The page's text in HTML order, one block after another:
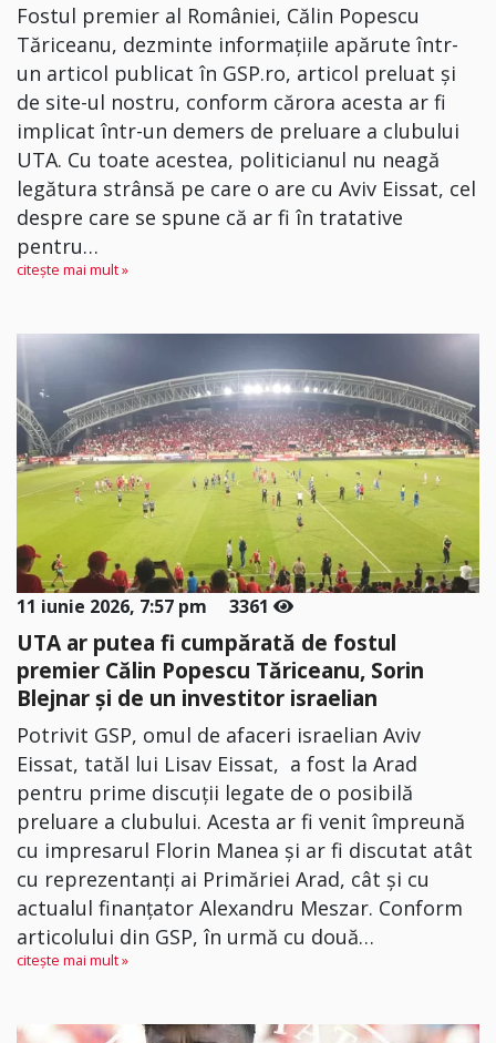
Fostul premier al României, Călin Popescu
Tăriceanu, dezminte informațiile apărute într-
un articol publicat în GSP.ro, articol preluat și
de site-ul nostru, conform cărora acesta ar fi
implicat într-un demers de preluare a clubului
UTA. Cu toate acestea, politicianul nu neagă
legătura strânsă pe care o are cu Aviv Eissat, cel
despre care se spune că ar fi în tratative
pentru…
citește mai mult »
11 iunie 2026, 7:57 pm 3361
UTA ar putea fi cumpărată de fostul
premier Călin Popescu Tăriceanu, Sorin
Blejnar și de un investitor israelian
Potrivit GSP, omul de afaceri israelian Aviv
Eissat, tatăl lui Lisav Eissat, a fost la Arad
pentru prime discuţii legate de o posibilă
preluare a clubului. Acesta ar fi venit împreună
cu impresarul Florin Manea şi ar fi discutat atât
cu reprezentanţi ai Primăriei Arad, cât şi cu
actualul finanţator Alexandru Meszar. Conform
articolului din GSP, în urmă cu două…
citește mai mult »